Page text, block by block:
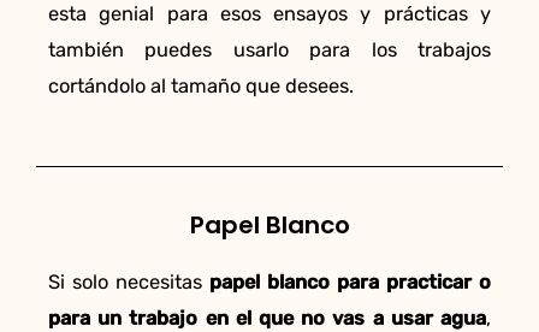
esta genial para esos ensayos y prácticas y
también puedes usarlo para los trabajos
cortándolo al tamaño que desees.
Papel Blanco
Si solo necesitas papel blanco para practicar o
para un trabajo en el que no vas a usar agua,